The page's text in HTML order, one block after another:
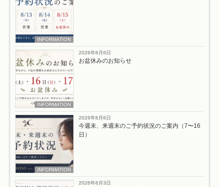
INFORMATION
INFORMATION
2026年8月6日
お盆休みのお知らせ
INFORMATION
2026年8月6日
今週末、来週末のご予約状況のご案内（7〜16
日）
2026年8月3日